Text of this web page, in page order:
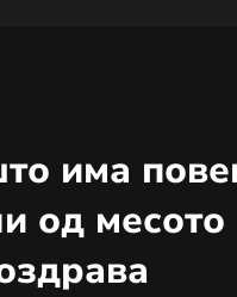
има
од месото